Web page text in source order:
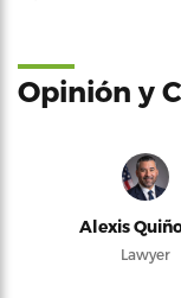
Opinión y
Alexis
Lawyer